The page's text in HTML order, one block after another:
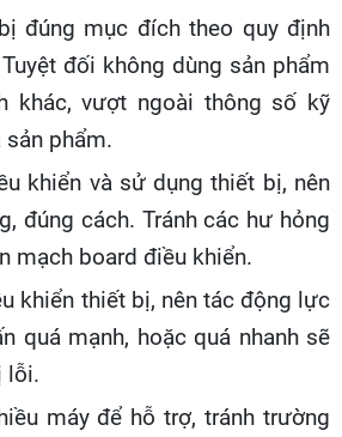
đúng mục đích theo quy định
đối không dùng sản phẩm
khác, vượt ngoài thông số kỹ
sản phẩm.
khiển và sử dụng thiết bị, nên
đúng cách. Tránh các hư hỏng
mạch board điều khiển.
khiển thiết bị, nên tác động lực
quá mạnh, hoặc quá nhanh sẽ
lỗi.
máy để hỗ trợ, tránh trường